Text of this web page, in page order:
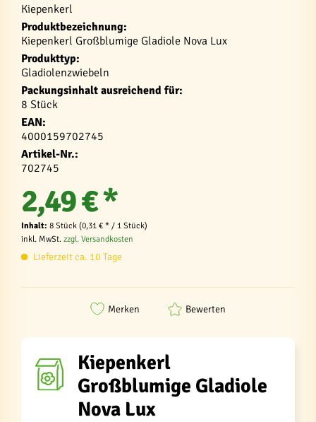
Kiepenkerl
Produktbezeichnung:
Kiepenkerl Großblumige Gladiole Nova Lux
Produkttyp:
Gladiolenzwiebeln
Packungsinhalt ausreichend für:
8 Stück
EAN:
4000159702745
Artikel-Nr.:
702745
2,49 € *
Inhalt: 8 Stück (0,31 € * / 1 Stück)
inkl. MwSt. zzgl. Versandkosten
Lieferzeit ca. 10 Tage
Merken Bewerten
Kiepenkerl
Großblumige Gladiole
Nova Lux